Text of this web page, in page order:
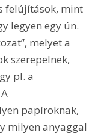
felújítások, mint
legyen egy ún.
melyet a
szerepelnek,
pl. a
papíroknak,
milyen anyaggal